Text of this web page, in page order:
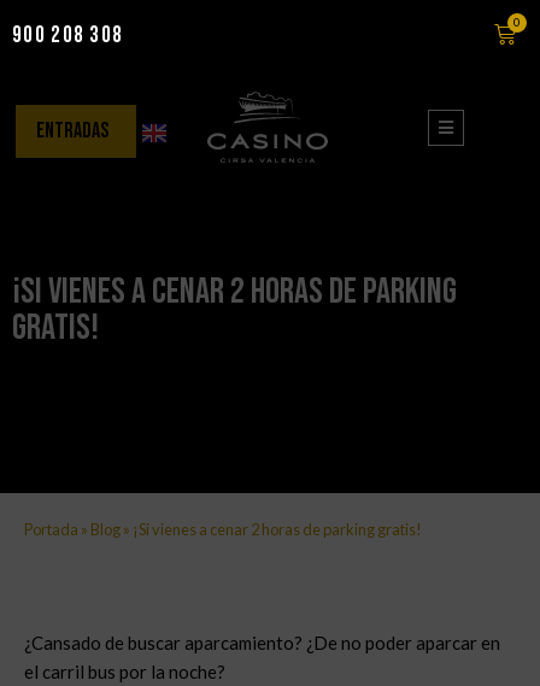
contenido
900 208 308 0
entradas
¡Si vienes a cenar 2 horas de parking
gratis!
Portada » Blog» ¡Si vienes a cenar 2 horas de parking gratis!
¿Cansado de buscar aparcamiento? ¿De no poder aparcar en
el carril bus por la noche?